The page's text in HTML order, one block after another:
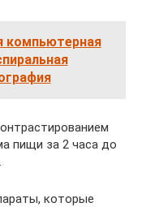
компьютерная
пищи за 2 часа до
которые